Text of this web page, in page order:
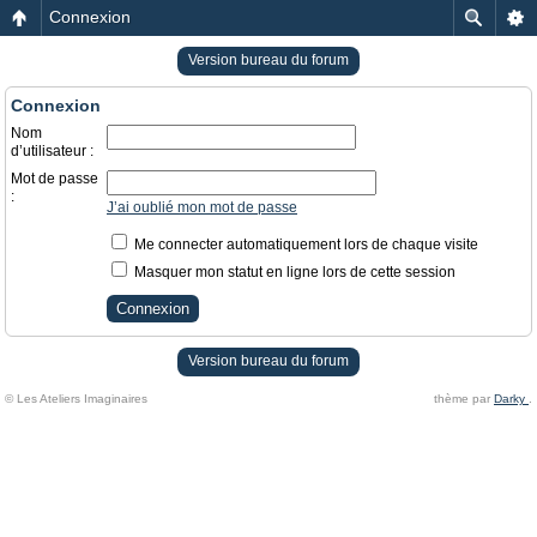
Connexion
Version bureau du forum
Connexion
Nom
d’utilisateur :
Mot de passe
:
J’ai oublié mon mot de passe
Me connecter automatiquement lors de chaque visite
Masquer mon statut en ligne lors de cette session
Version bureau du forum
© Les Ateliers Imaginaires thème par Darky